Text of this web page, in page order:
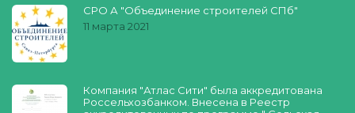
СРО А "Объединение строителей СПб"
11 марта 2021
Компания "Атлас Сити" была аккредитована
Россельхозбанком. Внесена в Реестр